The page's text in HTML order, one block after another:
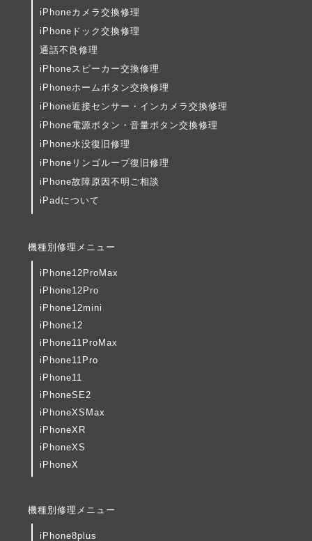
iPhoneカメラ交換修理
iPhoneドック交換修理
通話不良修理
iPhoneスピーカー交換修理
iPhoneホームボタン交換修理
iPhone近接センサー・インカメラ交換修理
iPhone電源ボタン・音量ボタン交換修理
iPhone水没復旧修理
iPhoneリンゴループ復旧修理
iPhone故障原因不明ご相談
iPadについて
機種別修理メニュー
iPhone12ProMax
iPhone12Pro
iPhone12mini
iPhone12
iPhone11ProMax
iPhone11Pro
iPhone11
iPhoneSE2
iPhoneXSMax
iPhoneXR
iPhoneXS
iPhoneX
機種別修理メニュー
iPhone8plus